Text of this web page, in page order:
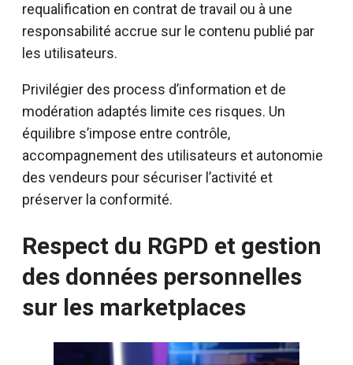
requalification en contrat de travail ou à une
responsabilité accrue sur le contenu publié par
les utilisateurs.
Privilégier des process d’information et de
modération adaptés limite ces risques. Un
équilibre s’impose entre contrôle,
accompagnement des utilisateurs et autonomie
des vendeurs pour sécuriser l’activité et
préserver la conformité.
Respect du RGPD et gestion
des données personnelles
sur les marketplaces